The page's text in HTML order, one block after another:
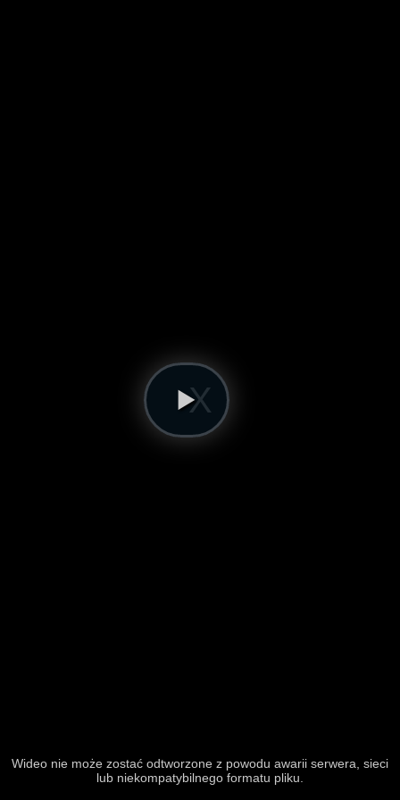
Wideo nie może zostać odtworzone z powodu awarii serwera, sieci
lub niekompatybilnego formatu pliku.